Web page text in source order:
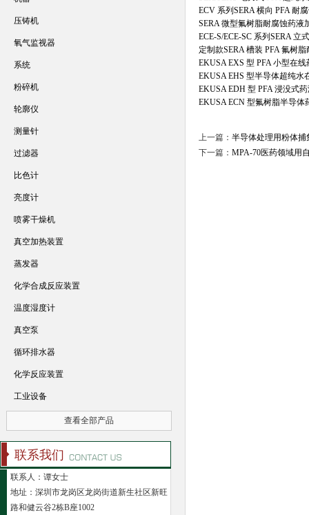
ECV 系列SERA 横向 PFA 耐
SERA 微型氟树脂耐腐蚀药液
ECE-S/ECE-SC 系列SERA 立
定制款SERA 槽装 PFA 氟树
EKUSA EXS 型 PFA 小型在
EKUSA EHS 型半导体超纯水
EKUSA EDH 型 PFA 浸没式
EKUSA ECN 型氟树脂半导体
上一篇： 半导体处理用粉体捕
下一篇： MPA-70医药领域用
压铸机
氧气监视器
系统
粉碎机
轮廓仪
测量针
过滤器
比色计
亮度计
喷雾干燥机
真空加热装置
蒸发器
化学合成反应装置
温度湿度计
真空泵
循环排水器
化学反应装置
工业设备
查看全部产品
联系我们
联系人：谭女士
地址：深圳市龙岗区龙岗街道新生社区新旺
路和健云谷2栋B座1002